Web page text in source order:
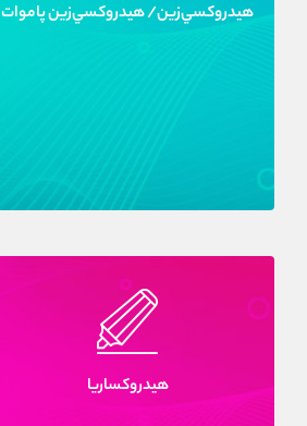
هيدروکسي‌زين/ هيدروکسي‌زين پاموات
هيدروکساريا